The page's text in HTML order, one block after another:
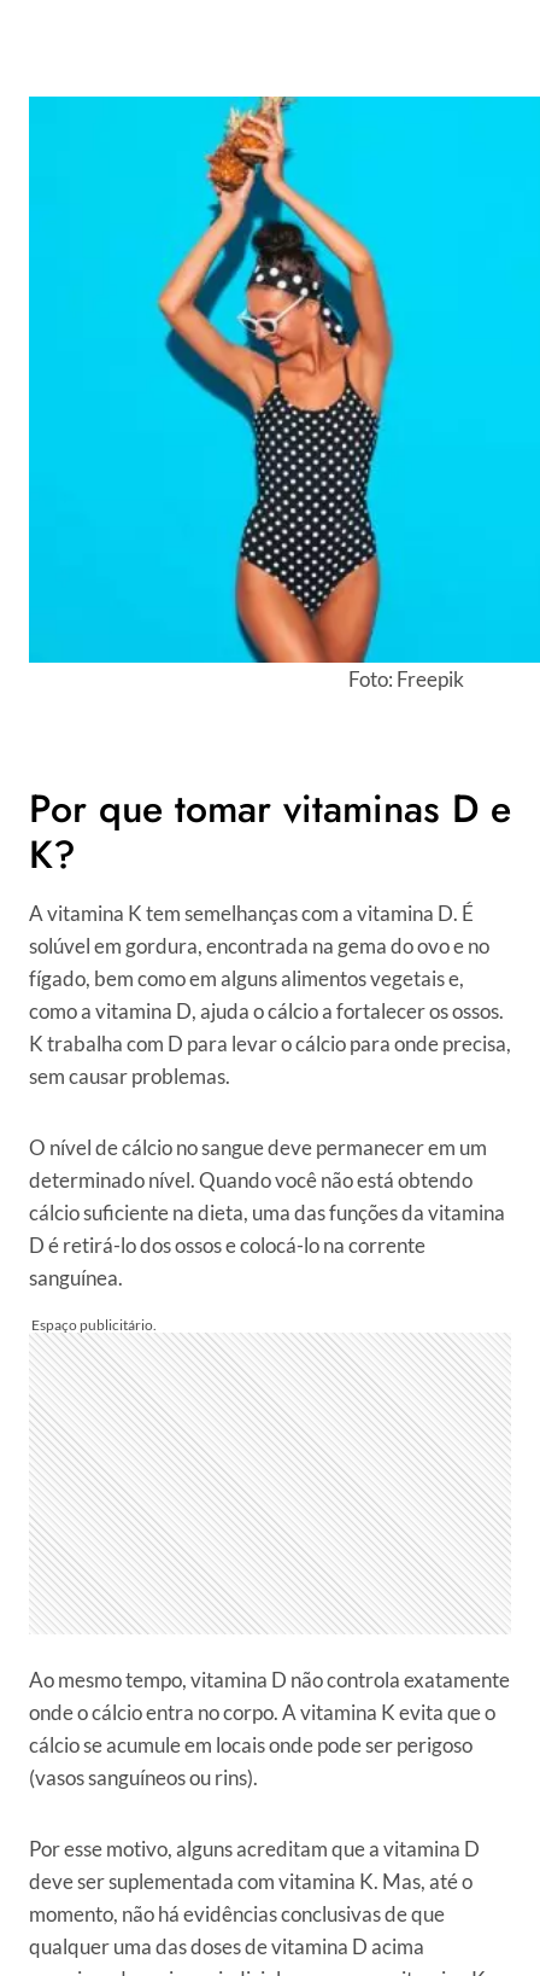
Foto: Freepik
Por que tomar vitaminas D e
K?
A vitamina K tem semelhanças com a vitamina D. É
solúvel em gordura, encontrada na gema do ovo e no
fígado, bem como em alguns alimentos vegetais e,
como a vitamina D, ajuda o cálcio a fortalecer os ossos.
K trabalha com D para levar o cálcio para onde precisa,
sem causar problemas.
O nível de cálcio no sangue deve permanecer em um
determinado nível. Quando você não está obtendo
cálcio suficiente na dieta, uma das funções da vitamina
D é retirá-lo dos ossos e colocá-lo na corrente
sanguínea.
Ao mesmo tempo, vitamina D não controla exatamente
onde o cálcio entra no corpo. A vitamina K evita que o
cálcio se acumule em locais onde pode ser perigoso
(vasos sanguíneos ou rins).
Por esse motivo, alguns acreditam que a vitamina D
deve ser suplementada com vitamina K. Mas, até o
momento, não há evidências conclusivas de que
qualquer uma das doses de vitamina D acima